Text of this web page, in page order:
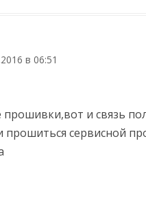
в 06:51
прошивки,вот и связь
прошиться сервисной